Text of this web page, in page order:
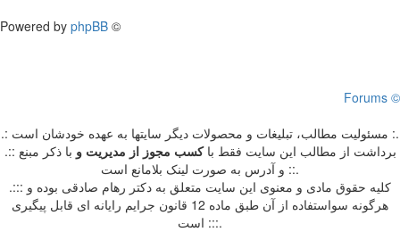
Powered by phpBB ©
Forums ©
.: مسئوليت مطالب، تبليغات و محصولات ديگر سايتها به عهده خودشان است :.
.:: برداشت از مطالب اين سايت فقط باکسب مجوز از مدیریت و با ذکر مبنع
و آدرس به صورت لینک بلامانع است ::.
.::: کلیه حقوق مادی و معنوی این سایت متعلق به دکتر رهام صادقی بوده و
هرگونه سواستفاده از آن طبق ماده 12 قانون جرایم رایانه ای قابل پیگیری
است :::.